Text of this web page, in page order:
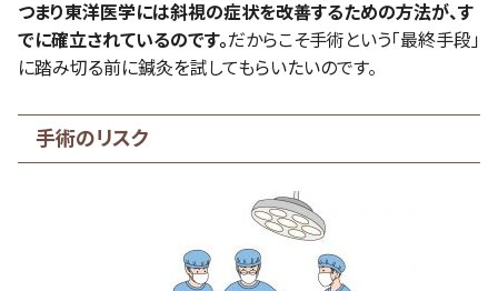
つまり東洋医学には斜視の症状を改善するための方法が、す
でに確立されているのです。だからこそ手術という「最終手段」
に踏み切る前に鍼灸を試してもらいたいのです。
手術のリスク